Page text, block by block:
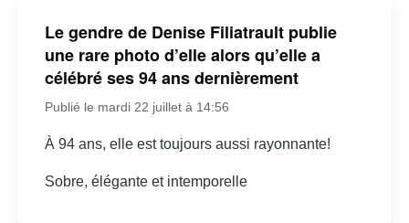
Le gendre de Denise Filiatrault publie
une rare photo d’elle alors qu’elle a
célébré ses 94 ans dernièrement
Publié le mardi 22 juillet à 14:56
À 94 ans, elle est toujours aussi rayonnante!
Sobre, élégante et intemporelle